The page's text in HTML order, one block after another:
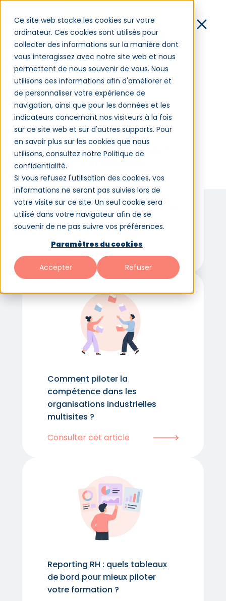
Ce site web stocke les cookies sur votre
ordinateur. Ces cookies sont utilisés pour
collecter des informations sur la manière dont
vous interagissez avec notre site web et nous
permettent de nous souvenir de vous. Nous
utilisons ces informations afin d'améliorer et
de personnaliser votre expérience de
navigation, ainsi que pour les données et les
indicateurs concernant nos visiteurs à la fois
sur ce site web et sur d'autres supports. Pour
en savoir plus sur les cookies que nous
utilisons, consultez notre Politique de
confidentialité.
Si vous refusez l'utilisation des cookies, vos
informations ne seront pas suivies lors de
votre visite sur ce site. Un seul cookie sera
utilisé dans votre navigateur afin de se
souvenir de ne pas suivre vos préférences.
Paramètres du cookies
Accepter Refuser
Contact
Connexion
Logiciel
Clients
Blog
Qui sommes-nous ?
Partenaires
Tarifs
Le blogde la formation
Logiciel de gestion de
formation : pourquoi Excel et les
e-mails ne suffisent plus en
2026 ?
Comment piloter la
compétence dans les
organisations industrielles
multisites ?
Consulter cet article
Reporting RH : quels tableaux
de bord pour mieux piloter
votre formation ?